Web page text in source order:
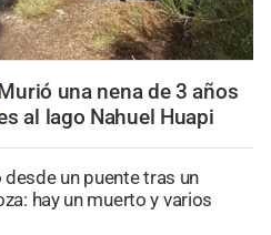
una nena de 3 años
al lago Nahuel Huapi
desde un puente tras un
hay un muerto y varios